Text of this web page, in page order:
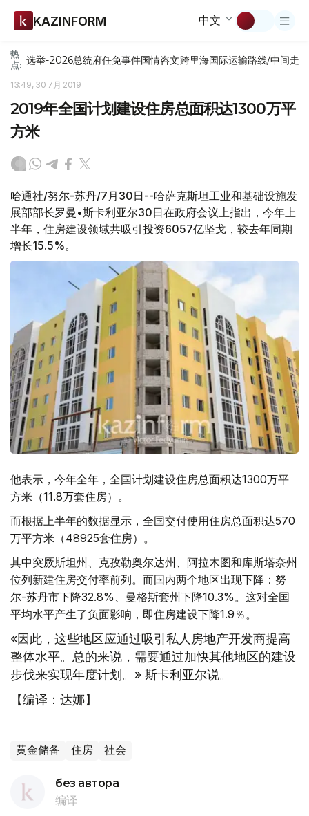
KAZINFORM 中文
热
点: 选举-2026总统府任免事件国情咨文跨里海国际运输路线/中间走廊
13:49, 30 7月 2019
2019年全国计划建设住房总面积达1300万平
方米
哈通社/努尔-苏丹/7月30日--哈萨克斯坦工业和基础设施发
展部部长罗曼•斯卡利亚尔30日在政府会议上指出，今年上
半年，住房建设领域共吸引投资6057亿坚戈，较去年同期
增长15.5%。
他表示，今年全年，全国计划建设住房总面积达1300万平
方米（11.8万套住房）。
而根据上半年的数据显示，全国交付使用住房总面积达570
万平方米（48925套住房）。
其中突厥斯坦州、克孜勒奥尔达州、阿拉木图和库斯塔奈州
位列新建住房交付率前列。而国内两个地区出现下降：努
尔-苏丹市下降32.8%、曼格斯套州下降10.3%。这对全国
平均水平产生了负面影响，即住房建设下降1.9％。
«因此，这些地区应通过吸引私人房地产开发商提高
整体水平。总的来说，需要通过加快其他地区的建设
步伐来实现年度计划。» 斯卡利亚尔说。
【编译：达娜】
黄金储备 住房 社会
без автора
编译